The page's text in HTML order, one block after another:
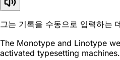
그는 기록을 수동으로 입력하는
The Monotype and Linotype
activated typesetting machines.